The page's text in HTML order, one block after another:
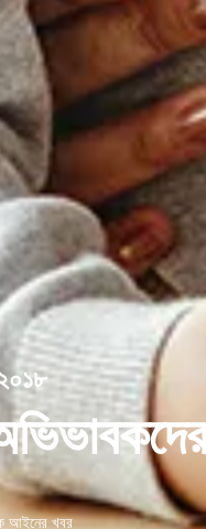
আইনের খবর